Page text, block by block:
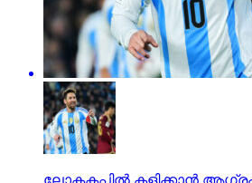
ലോകകപ്പില്‍ കളിക്കാന്‍